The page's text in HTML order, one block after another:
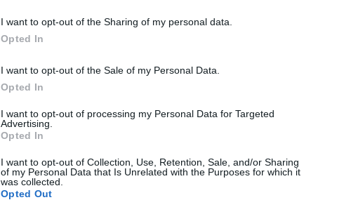
I want to opt-out of the Sharing of my personal data.
Opted In
I want to opt-out of the Sale of my Personal Data.
Opted In
I want to opt-out of processing my Personal Data for Targeted
Advertising.
Opted In
I want to opt-out of Collection, Use, Retention, Sale, and/or Sharing
of my Personal Data that Is Unrelated with the Purposes for which it
was collected.
Opted Out